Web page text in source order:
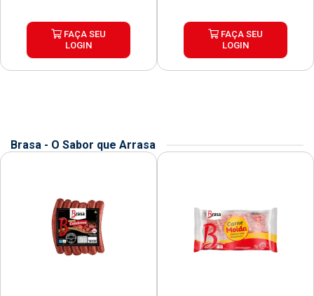
FAÇA SEU
LOGIN
FAÇA SEU
LOGIN
Brasa - O Sabor que Arrasa